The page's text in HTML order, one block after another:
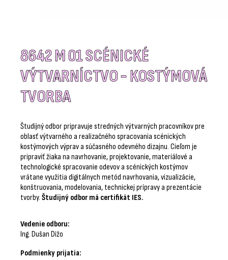
8642 M 01 SCÉNICKÉ
VÝTVARNÍCTVO - KOSTÝMOVÁ
TVORBA
Študijný odbor pripravuje stredných výtvarných pracovníkov pre
oblasť výtvarného a realizačného spracovania scénických
kostýmových výprav a súčasného odevného dizajnu. Cieľom je
pripraviť žiaka na navrhovanie, projektovanie, materiálové a
technologické spracovanie odevov a scénických kostýmov
vrátane využitia digitálnych metód navrhovania, vizualizácie,
konštruovania, modelovania, technickej prípravy a prezentácie
tvorby. Študijný odbor má certifikát IES.
Vedenie odboru:
Ing. Dušan Dižo
Podmienky prijatia: